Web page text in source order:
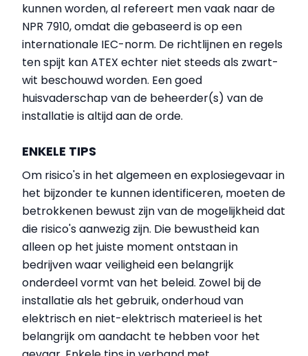
kunnen worden, al refereert menvaak naarde
NPR 7910, omdat die gebaseerd is op een
internationale IEC-norm. De richtlijnen en regels
ten spijt kan ATEX echter niet steeds als zwart-
wit beschouwd worden. Een goed
huisvaderschap van de beheerder(s) van de
installatie is altijd aan de orde.
ENKELE TIPS
Om risico's in het algemeen en explosiegevaar in
het bijzonder te kunnen identificeren, moeten de
betrokkenen bewust zijn van de mogelijkheid dat
die risico's aanwezig zijn. Die bewustheid kan
alleen op het juiste moment ontstaan in
bedrijven waar veiligheid een belangrijk
onderdeel vormt van het beleid. Zowel bij de
installatie als het gebruik, onderhoud van
elektrisch en niet-elektrisch materieel is het
belangrijk om aandacht te hebben voor het